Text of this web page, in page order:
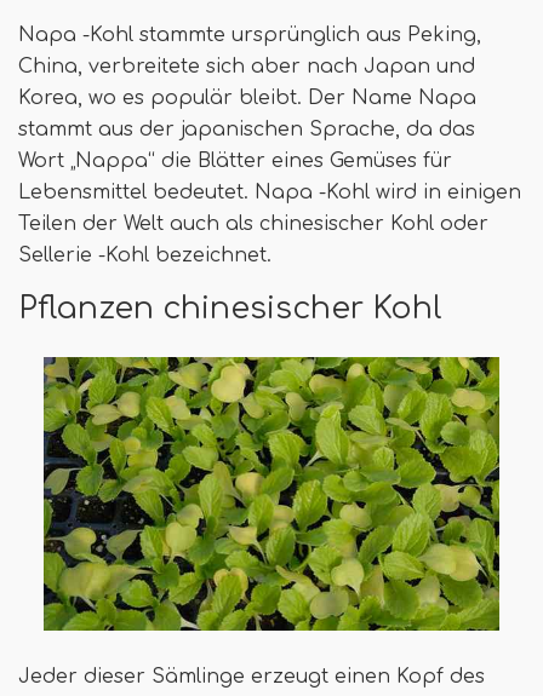
Napa -Kohl stammte ursprünglich aus Peking,
China, verbreitete sich aber nach Japan und
Korea, wo es populär bleibt. Der Name Napa
stammt aus der japanischen Sprache, da das
Wort „Nappa“ die Blätter eines Gemüses für
Lebensmittel bedeutet. Napa -Kohl wird in einigen
Teilen der Welt auch als chinesischer Kohl oder
Sellerie -Kohl bezeichnet.
Pflanzen chinesischer Kohl
Jeder dieser Sämlinge erzeugt einen Kopf des